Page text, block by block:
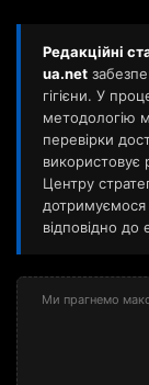
Редакційні
ua.net
гігієни. У
методологію
перевірки
використовує
Центру
дотримуємося
відповідно до
Ми прагнемо